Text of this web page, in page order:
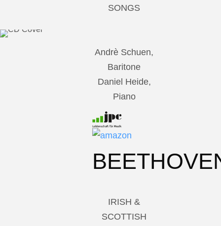
SONGS
Andrè Schuen,
Baritone
Daniel Heide,
Piano
IRISH &
SCOTTISH